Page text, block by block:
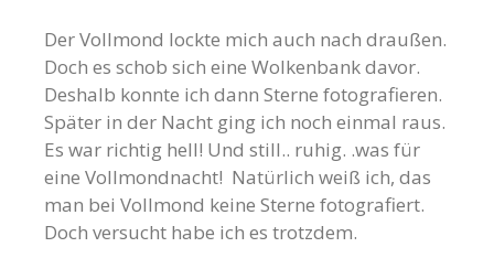
Der Vollmond lockte mich auch nach draußen.
Doch es schob sich eine Wolkenbank davor.
Deshalb konnte ich dann Sterne fotografieren.
Später in der Nacht ging ich noch einmal raus.
Es war richtig hell! Und still.. ruhig. .was für
eine Vollmondnacht! Natürlich weiß ich, das
man bei Vollmond keine Sterne fotografiert.
Doch versucht habe ich es trotzdem.